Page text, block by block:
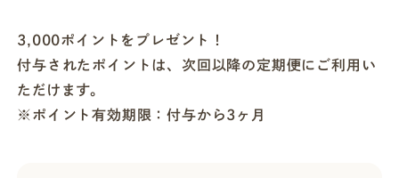
3,000ポイントをプレゼント！
付与されたポイントは、次回以降の定期便にご利用い
ただけます。
※ポイント有効期限：付与から3ヶ月